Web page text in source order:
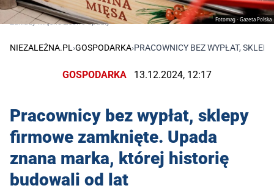
Fotomag - Gazeta Polska
Zakłady Mięsne Lisewo upadły
NIEZALEŻNA.PL ›GOSPODARKA›PRACOWNICY BEZ WYPŁAT,
GOSPODARKA 13.12.2024, 12:17
Pracownicy bez wypłat, sklepy
firmowe zamknięte. Upada
znana marka, której historię
budowali od lat